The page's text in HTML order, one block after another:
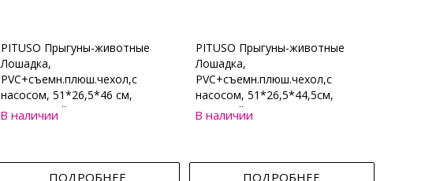
PITUSO Прыгуны-животные
Лошадка,
PVC+съемн.плюш.чехол,с
насосом, 51*26,5*46 см,
Коричневый
В наличии
ПОДРОБНЕЕ
PITUSO Прыгуны-животные
Лошадка,
PVC+съемн.плюш.чехол,с
насосом, 51*26,5*44,5см,
Бежевый
В наличии
ПОДРОБНЕЕ